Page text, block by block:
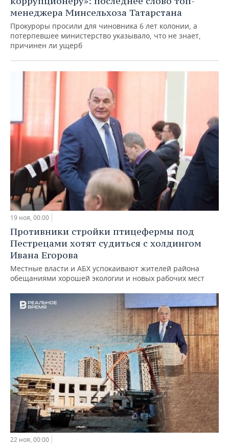
менеджера Минсельхоза Татарстана
Прокуроры просили для чиновника 6 лет колонии, а
потерпевшее министерство указывало, что не знает,
причинен ли ущерб
19 ноя, 00:00
Противники стройки птицефермы под
Пестрецами хотят судиться с холдингом
Ивана Егорова
Местные власти и АБХ успокаивают жителей района
обещаниями хорошей экологии и новых рабочих мест
22 ноя, 00:00